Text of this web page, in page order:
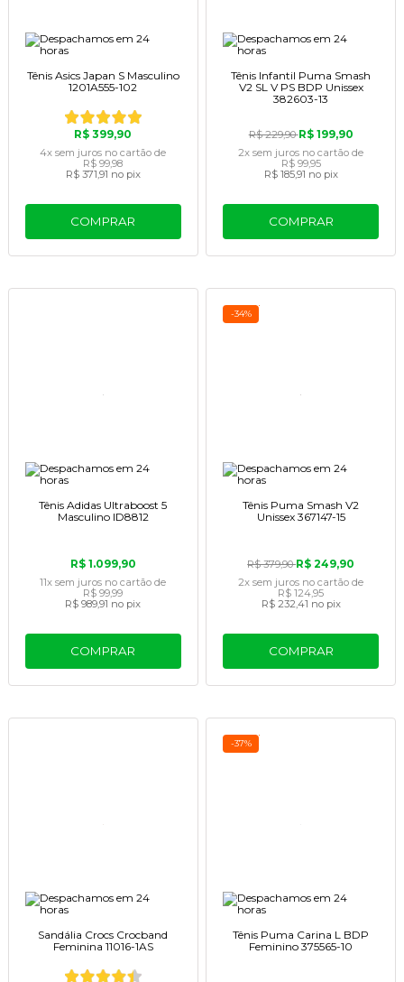
Tênis Asics Japan S Masculino
1201A555-102
R$ 399,90
4x sem juros no cartão de
R$ 99,98
R$ 371,91 no pix
COMPRAR
Tênis Infantil Puma Smash
V2 SL V PS BDP Unissex
382603-13
R$ 229,90R$ 199,90
2x sem juros no cartão de
R$ 99,95
R$ 185,91 no pix
COMPRAR
Tênis Adidas Ultraboost 5
Masculino ID8812
R$ 1.099,90
11x sem juros no cartão de
R$ 99,99
R$ 989,91 no pix
COMPRAR
-34%
Tênis Puma Smash V2
Unissex 367147-15
R$ 379,90R$ 249,90
2x sem juros no cartão de
R$ 124,95
R$ 232,41 no pix
COMPRAR
Sandália Crocs Crocband
Feminina 11016-1AS
-37%
Tênis Puma Carina L BDP
Feminino 375565-10